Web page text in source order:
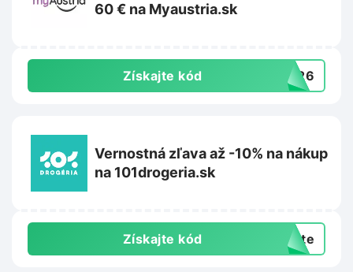
60 € na Myaustria.sk
Získajte kód 3426
Vernostná zľava až -10% na nákup
na 101drogeria.sk
Získajte kód exte